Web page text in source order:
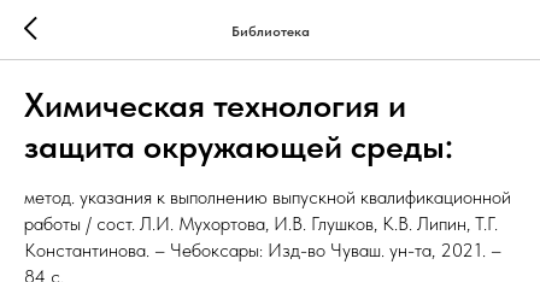
Библиотека
Химическая технология и
защита окружающей среды:
метод. указания к выполнению выпускной квалификационной
работы / сост. Л.И. Мухортова, И.В. Глушков, К.В. Липин, Т.Г.
Константинова. – Чебоксары: Изд-во Чуваш. ун-та, 2021. –
84 с.